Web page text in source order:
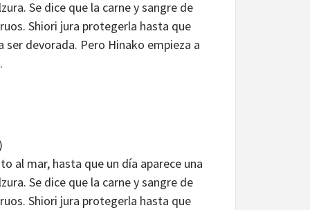
Se dice que la carne y sangre de
Shiori jura protegerla hasta que
devorada. Pero Hinako empieza a
al mar, hasta que un día aparece una
Se dice que la carne y sangre de
Shiori jura protegerla hasta que